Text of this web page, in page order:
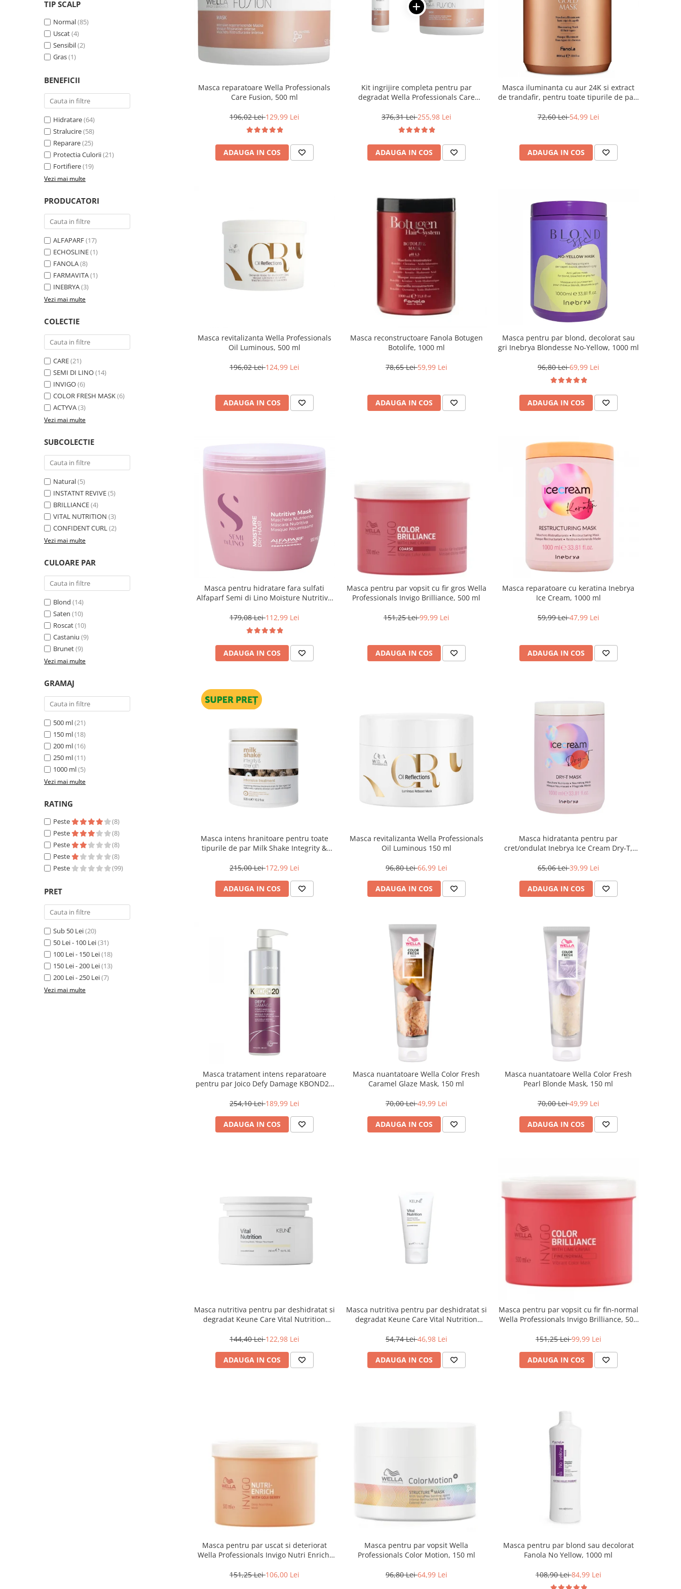
TIP SCALP
Normal(85)
Uscat(4)
Sensibil(2)
Gras(1)
BENEFICII
Hidratare(64)
Stralucire(58)
Reparare(25)
Protectia Culorii(21)
Fortifiere(19)
Vezi mai multe
PRODUCATORI
ALFAPARF(17)
ECHOSLINE(1)
FANOLA(8)
FARMAVITA(1)
INEBRYA(3)
Vezi mai multe
COLECTIE
CARE(21)
SEMI DI LINO(14)
INVIGO(6)
COLOR FRESH MASK(6)
ACTYVA(3)
Vezi mai multe
SUBCOLECTIE
Natural(5)
INSTATNT REVIVE(5)
BRILLIANCE(4)
VITAL NUTRITION (3)
CONFIDENT CURL(2)
Vezi mai multe
CULOARE PAR
Blond (14)
Saten (10)
Roscat(10)
Castaniu (9)
Brunet(9)
Vezi mai multe
GRAMAJ
500 ml(21)
150 ml(18)
200 ml(16)
250 ml(11)
1000 ml(5)
Vezi mai multe
RATING
Peste
(8)
Peste
(8)
Peste
(8)
Peste
(8)
Peste
(99)
PRET
Sub 50 Lei(20)
50 Lei - 100 Lei(31)
100 Lei - 150 Lei(18)
150 Lei - 200 Lei(13)
200 Lei - 250 Lei(7)
Vezi mai multe
Masca reparatoare Wella Professionals
Care Fusion, 500 ml
196,02 Lei129,99 Lei
ADAUGA IN COS
Kit ingrijire completa pentru par
degradat Wella Professionals Care
376,31 Lei255,98 Lei
ADAUGA IN COS
Masca iluminanta cu aur 24K si extract
de trandafir, pentru toate tipurile de par,
72,60 Lei54,99 Lei
ADAUGA IN COS
Masca revitalizanta Wella Professionals
Oil Luminous, 500 ml
196,02 Lei124,99 Lei
ADAUGA IN COS
Masca reconstructoare Fanola Botugen
Botolife, 1000 ml
78,65 Lei59,99 Lei
ADAUGA IN COS
Masca pentru par blond, decolorat sau
gri Inebrya Blondesse No-Yellow, 1000 ml
96,80 Lei69,99 Lei
ADAUGA IN COS
Masca pentru hidratare fara sulfati
Alfaparf Semi di Lino Moisture Nutritive
179,08 Lei112,99 Lei
ADAUGA IN COS
Masca pentru par vopsit cu fir gros Wella
Professionals Invigo Brilliance, 500 ml
151,25 Lei99,99 Lei
ADAUGA IN COS
Masca reparatoare cu keratina Inebrya
Ice Cream, 1000 ml
59,99 Lei47,99 Lei
ADAUGA IN COS
Masca intens hranitoare pentru toate
tipurile de par Milk Shake Integrity &
215,00 Lei172,99 Lei
ADAUGA IN COS
Masca revitalizanta Wella Professionals
Oil Luminous 150 ml
96,80 Lei66,99 Lei
ADAUGA IN COS
Masca hidratanta pentru par
cret/ondulat Inebrya Ice Cream Dry-T,
65,06 Lei39,99 Lei
ADAUGA IN COS
Masca tratament intens reparatoare
pentru par Joico Defy Damage KBOND20
254,10 Lei189,99 Lei
ADAUGA IN COS
Masca nuantatoare Wella Color Fresh
Caramel Glaze Mask, 150 ml
70,00 Lei49,99 Lei
ADAUGA IN COS
Masca nuantatoare Wella Color Fresh
Pearl Blonde Mask, 150 ml
70,00 Lei49,99 Lei
ADAUGA IN COS
Masca nutritiva pentru par deshidratat si
degradat Keune Care Vital Nutrition
144,40 Lei122,98 Lei
ADAUGA IN COS
Masca nutritiva pentru par deshidratat si
degradat Keune Care Vital Nutrition
54,74 Lei46,98 Lei
ADAUGA IN COS
Masca pentru par vopsit cu fir fin-normal
Wella Professionals Invigo Brilliance, 500
151,25 Lei99,99 Lei
ADAUGA IN COS
Masca pentru par uscat si deteriorat
Wella Professionals Invigo Nutri Enrich,
151,25 Lei106,00 Lei
Masca pentru par vopsit Wella
Professionals Color Motion, 150 ml
96,80 Lei64,99 Lei
Masca pentru par blond sau decolorat
Fanola No Yellow, 1000 ml
108,90 Lei84,99 Lei